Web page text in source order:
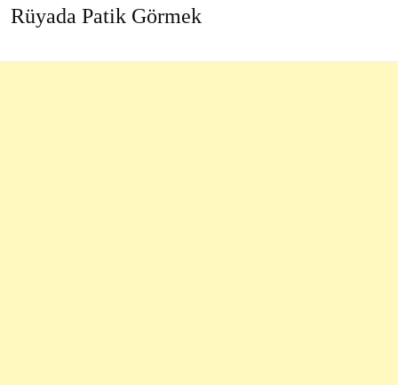
Rüyada Patik Görmek